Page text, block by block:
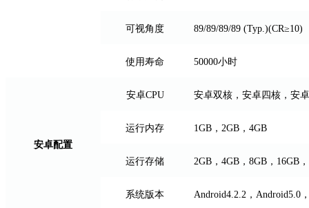
可视角度 89/89/89/89 (Typ.)(CR≥10)
使用寿命 50000小时
安卓配置
安卓CPU 安卓双核，安卓四核，安
运行内存 1GB，2GB，4GB
运行存储 2GB，4GB，8GB，16GB
系统版本 Android4.2.2，Android5.0